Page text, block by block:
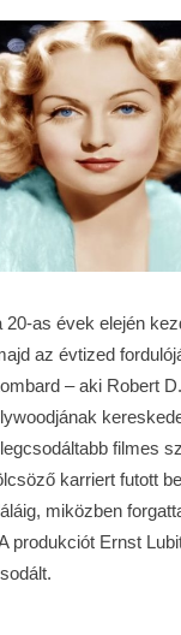
20-as évek elején
az évtized
– aki Robert
filmes
karriert futott
miközben
produkciót Ernst